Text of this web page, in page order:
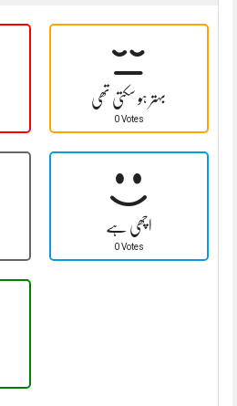
بہتر ہو سکتی تھی
0 Votes
اچھی ہے
0 Votes